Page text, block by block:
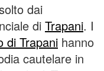
dai
di Trapani. I
di Trapani hanno
cautelare in